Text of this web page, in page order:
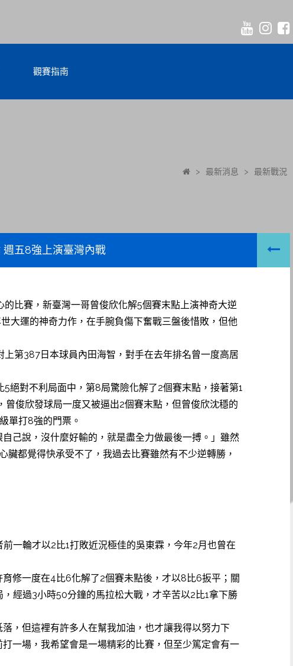
觀賽指南
> 最新消息 > 最新戰況
五8強上演臺灣內戰
比賽，新臺灣一哥曾俊欣化解5個賽末點上演神奇大逆
大運的神奇力作，在手腕負傷下奮戰三盤後惜敗，但他
第387日本球員內田海智，對手在去年排名曾一度高居
絕對不利局面中，第8局驚險化解了2個賽末點，接著第1
俊欣發球局一度又被逼出2個賽末點，但曾俊欣沈穩的
單打8強的門票。
己說，沒什麼好輸的，就是盡全力做最後一搏。」雖然
都覺得快承受不了，我過去比賽雖然有不少逆轉勝，
一輪才以2比1打敗近況極佳的吳東霖，今年2月也曾在
修一度在4比6化解了2個賽未點後，才以8比6扳平；關
經過3小時50分鐘的馬拉松大戰，才辛苦以2比1拿下勝
，但這裡有許多人在幫我加油，也才讓我得以努力下
一場，我希望會是一場精彩的比賽，但至少篤定會有一